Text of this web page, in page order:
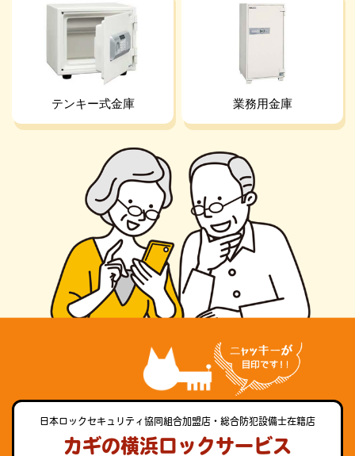
テンキー式金庫 業務用金庫
日本ロックセキュリティ協同組合加盟店・総合防犯設備士在籍店
カギの横浜ロックサービス